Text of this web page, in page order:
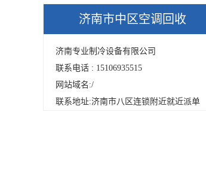
济南市中区空调回收
济南专业制冷设备有限公司
联系电话 : 15106935515
网站域名:/
联系地址:济南市八区连锁附近就近派单